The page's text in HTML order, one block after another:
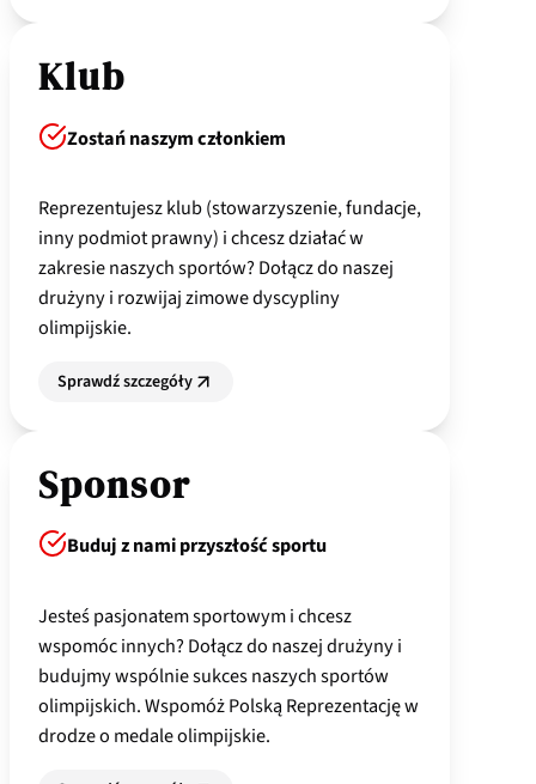
Klub
Zostań naszym członkiem
Reprezentujesz klub (stowarzyszenie, fundacje,
inny podmiot prawny) i chcesz działać w
zakresie naszych sportów? Dołącz do naszej
drużyny i rozwijaj zimowe dyscypliny
olimpijskie.
Sprawdź szczegóły
Sponsor
Buduj z nami przyszłość sportu
Jesteś pasjonatem sportowym i chcesz
wspomóc innych? Dołącz do naszej drużyny i
budujmy wspólnie sukces naszych sportów
olimpijskich. Wspomóż Polską Reprezentację w
drodze o medale olimpijskie.